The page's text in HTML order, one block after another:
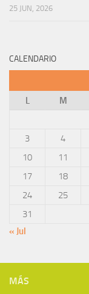
25 JUN, 2026
CALENDARIO
L
M
3
4
10
11
17
18
24
25
31
« Jul
MÁS